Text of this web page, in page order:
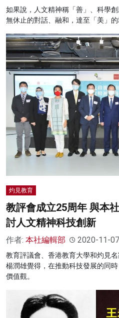
如果說，人文精神稱「善」、科學
無休止的對話、融和，達至「美」的
灼見教育
教評會成立25周年 與本
討人文精神科技創新
作者: 本社編輯部 2020-11-07
教育評議會、香港教育大學和灼見
楊潤雄覺得，在推動科技發展的同
價值觀。